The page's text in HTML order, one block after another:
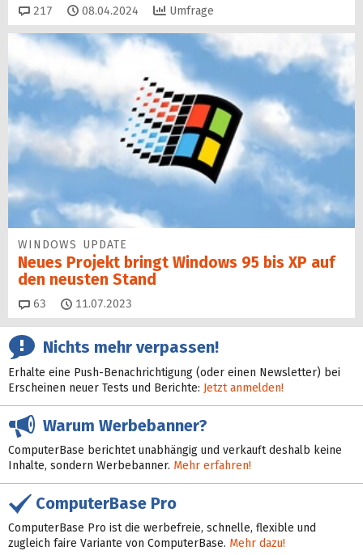
217 Kommentare
08.04.2024 Umfrage
WINDOWS UPDATE
Neues Projekt bringt Windows 95 bis XP auf
den neusten Stand
63 Kommentare
11.07.2023
Nichts mehr verpassen!
Erhalte eine Push-Benachrichtigung (oder einen Newsletter) bei
Erscheinen neuer Tests und Berichte: Jetzt anmelden!
Warum Werbebanner?
ComputerBase berichtet unabhängig und verkauft deshalb keine
Inhalte, sondern Werbebanner. Mehr erfahren!
ComputerBase Pro
ComputerBase Pro ist die werbefreie, schnelle, flexible und
zugleich faire Variante von ComputerBase. Mehr dazu!